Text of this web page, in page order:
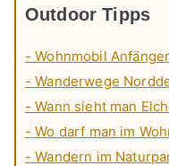
Outdoor Tipps
- Wohnmobil
- Wanderwege
- Wann sieht man
- Wo darf man im
- Wandern im